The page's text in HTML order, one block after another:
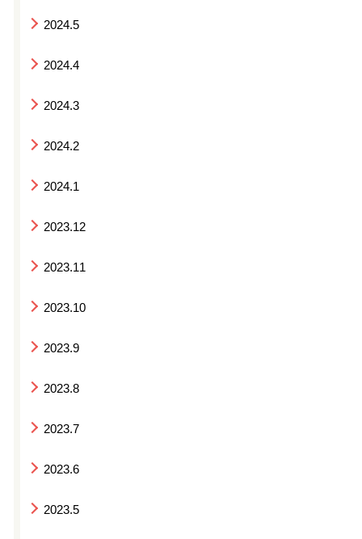
2024.5
2024.4
2024.3
2024.2
2024.1
2023.12
2023.11
2023.10
2023.9
2023.8
2023.7
2023.6
2023.5